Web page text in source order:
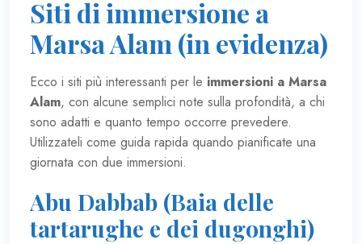
Siti di immersione a
Marsa Alam (in evidenza)
Ecco i siti più interessanti per le immersioni a Marsa
Alam, con alcune semplici note sulla profondità, a chi
sono adatti e quanto tempo occorre prevedere.
Utilizzateli come guida rapida quando pianificate una
giornata con due immersioni.
Abu Dabbab (Baia delle
tartarughe e dei dugonghi)